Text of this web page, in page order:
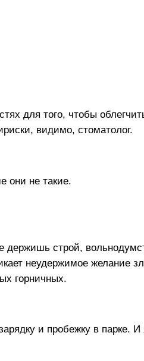
для того, чтобы
видимо, стоматолог.
они не такие.
держишь строй,
неудержимое желание
горничных.
и пробежку в парке. И